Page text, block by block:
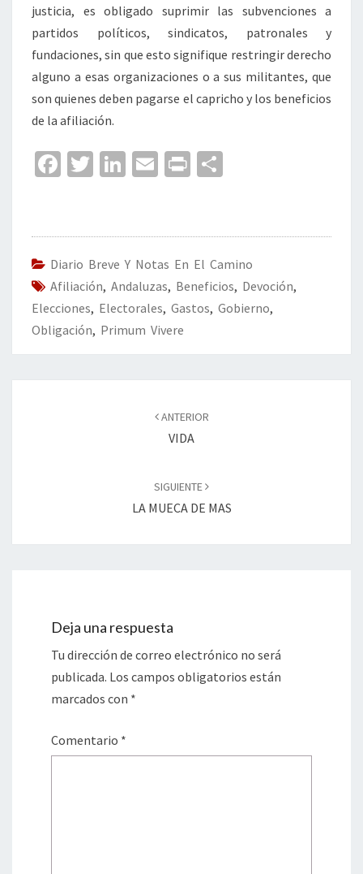
justicia, es obligado suprimir las subvenciones a
partidos políticos, sindicatos, patronales y
fundaciones, sin que esto signifique restringir derecho
alguno a esas organizaciones o a sus militantes, que
son quienes deben pagarse el capricho y los beneficios
de la afiliación.
Fa
o
o
k
T
er
Li
dI
n
E
l
Pr
p
ar
tir
Diario Breve Y Notas En El Camino
Afiliación, Andaluzas, Beneficios, Devoción,
Elecciones, Electorales, Gastos, Gobierno,
Obligación, Primum Vivere
ANTERIOR
VIDA
SIGUIENTE
LA MUECA DE MAS
Deja una respuesta
Tu dirección de correo electrónico no será
publicada. Los campos obligatorios están
marcados con *
Comentario *